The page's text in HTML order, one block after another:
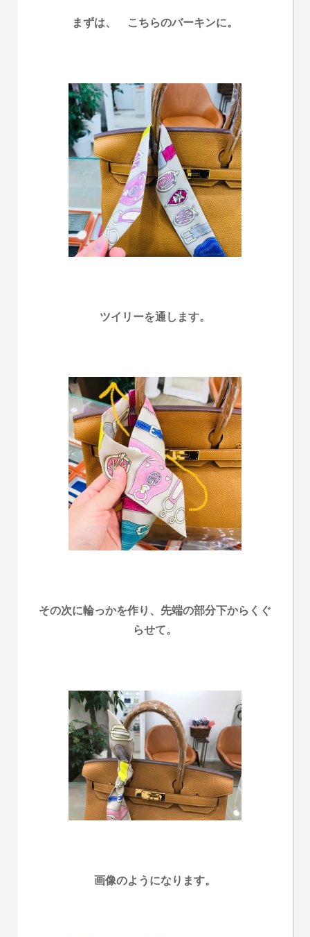
まずは、 こちらのバーキンに。
ツイリーを通します。
その次に輪っかを作り、先端の部分下からくぐ
らせて。
画像のようになります。